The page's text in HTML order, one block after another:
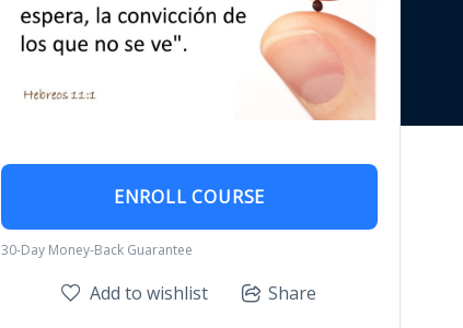
ENROLL COURSE
30-Day Money-Back Guarantee
Add to wishlist Share